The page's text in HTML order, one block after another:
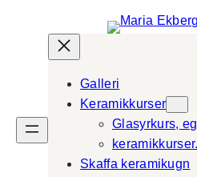
Galleri
Keramikkurser
Glasyrkurs,
Skaffa keramikugn